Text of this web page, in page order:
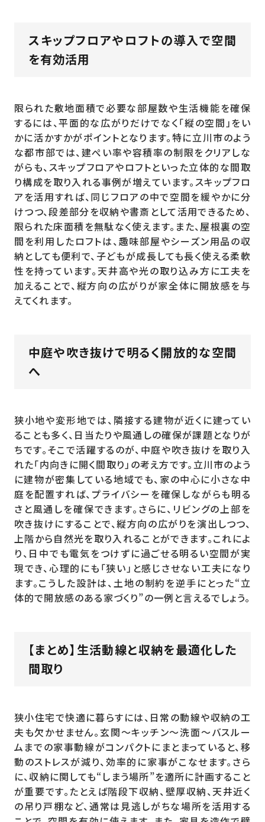
スキップフロアやロフトの導入で空間
を有効活用
限られた敷地面積で必要な部屋数や生活機能を確保
するには、平面的な広がりだけでなく「縦の空間」をい
かに活かすかがポイントとなります。特に立川市のよう
な都市部では、建ぺい率や容積率の制限をクリアしな
がらも、スキップフロアやロフトといった立体的な間取
り構成を取り入れる事例が増えています。スキップフロ
アを活用すれば、同じフロアの中で空間を緩やかに分
けつつ、段差部分を収納や書斎として活用できるため、
限られた床面積を無駄なく使えます。また、屋根裏の空
間を利用したロフトは、趣味部屋やシーズン用品の収
納としても便利で、子どもが成長しても長く使える柔軟
性を持っています。天井高や光の取り込み方に工夫を
加えることで、縦方向の広がりが家全体に開放感を与
えてくれます。
中庭や吹き抜けで明るく開放的な空間
へ
狭小地や変形地では、隣接する建物が近くに建ってい
ることも多く、日当たりや風通しの確保が課題となりが
ちです。そこで活躍するのが、中庭や吹き抜けを取り入
れた「内向きに開く間取り」の考え方です。立川市のよう
に建物が密集している地域でも、家の中心に小さな中
庭を配置すれば、プライバシーを確保しながらも明る
さと風通しを確保できます。さらに、リビングの上部を
吹き抜けにすることで、縦方向の広がりを演出しつつ、
上階から自然光を取り入れることができます。これによ
り、日中でも電気をつけずに過ごせる明るい空間が実
現でき、心理的にも「狭い」と感じさせない工夫になり
ます。こうした設計は、土地の制約を逆手にとった“立
体的で開放感のある家づくり”の一例と言えるでしょう。
【まとめ】生活動線と収納を最適化した
間取り
狭小住宅で快適に暮らすには、日常の動線や収納の工
夫も欠かせません。玄関〜キッチン〜洗面〜バスルー
ムまでの家事動線がコンパクトにまとまっていると、移
動のストレスが減り、効率的に家事がこなせます。さら
に、収納に関しても“しまう場所”を適所に計画すること
が重要です。たとえば階段下収納、壁厚収納、天井近く
の吊り戸棚など、通常は見逃しがちな場所を活用する